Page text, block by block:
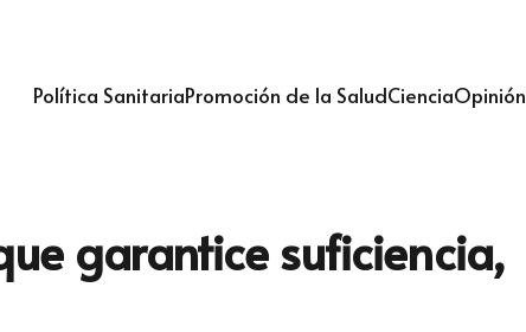
Política SanitariaPromoción de la SaludCienciaOpinión
garantice suficiencia,